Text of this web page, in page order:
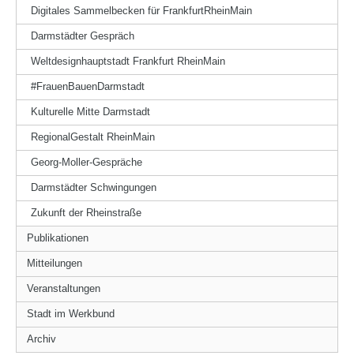
Digitales Sammelbecken für FrankfurtRheinMain
Darmstädter Gespräch
Weltdesignhauptstadt Frankfurt RheinMain
#FrauenBauenDarmstadt
Kulturelle Mitte Darmstadt
RegionalGestalt RheinMain
Georg-Moller-Gespräche
Darmstädter Schwingungen
Zukunft der Rheinstraße
Publikationen
Mitteilungen
Veranstaltungen
Stadt im Werkbund
Archiv